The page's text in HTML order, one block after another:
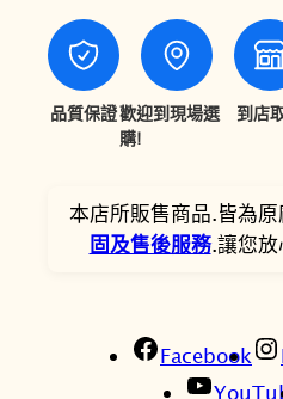
,
R
X
o
r
m
a
c
8
品質保證歡迎到現場選
購!
到店
本店所販售商品.皆為
固及售後服務.讓您放
Facebook